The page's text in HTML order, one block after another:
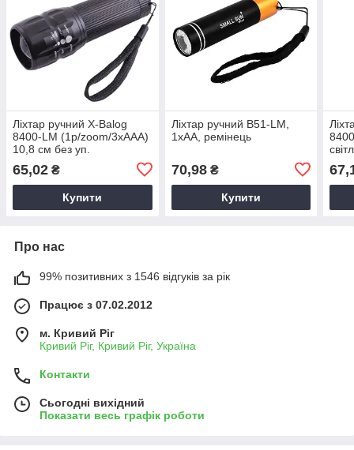
Ліхтар ручний X-Balog
8400-LM (1р/zoom/3xAAA)
10,8 см без уп.
65,02 ₴
Купити
Ліхтар ручний B51-LM,
1xAA, ремінець
70,98₴
Купити
Про нас
99% позитивних з 1546 відгуків за рік
Працює з 07.02.2012
м. Кривий Ріг
Кривий Ріг, Кривий Ріг, Україна
Контакти
Сьогодні вихідний
Показати весь графік роботи